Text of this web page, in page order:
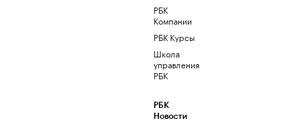
РБК
Компании
РБК Курсы
Школа
управления
РБК
РБК
Новости